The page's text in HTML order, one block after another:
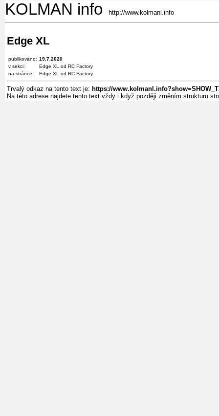
KOLMAN info http://www.kolmanl.info
Edge XL
publikováno: 19.7.2020
v sekci:
Edge XL od RC Factory
na stránce:
Edge XL od RC Factory
Trvalý odkaz na tento text je: https://
Na této adrese najdete tento text vždy i když později změním strukturu